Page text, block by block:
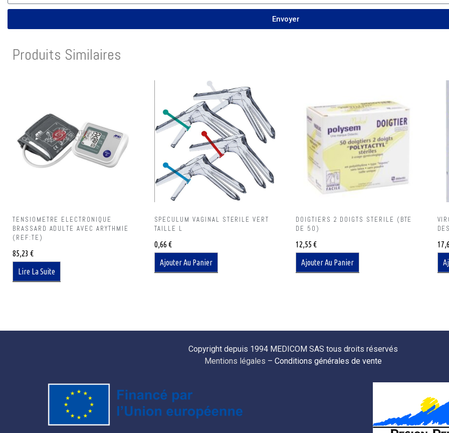
Envoyer
Produits Similaires
TENSIOMETRE ELECTRONIQUE
BRASSARD ADULTE AVEC ARYTHMIE
(REF:TE)
85,23 €
Lire La Suite
SPECULUM VAGINAL STERILE VERT
TAILLE L
0,66€
Ajouter Au Panier
DOIGTIERS 2 DOIGTS STERILE (BTE
DE 50)
12,55€
Ajouter Au Panier
Copyright depuis 1994 MEDICOM SAS tous droits réservés
Mentions légales – Conditions générales de vente